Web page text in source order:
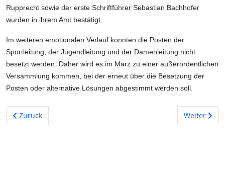
Rupprecht sowie der erste Schriftführer Sebastian Bachhofer
wurden in ihrem Amt bestätigt.
Im weiteren emotionalen Verlauf konnten die Posten der
Sportleitung, der Jugendleitung und der Damenleitung nicht
besetzt werden. Daher wird es im März zu einer außerordentlichen
Versammlung kommen, bei der erneut über die Besetzung der
Posten oder alternative Lösungen abgestimmt werden soll.
Vorheriger Beitrag: Burgschützen Stauf wählen neuen
Zurück Nächster
Weiter